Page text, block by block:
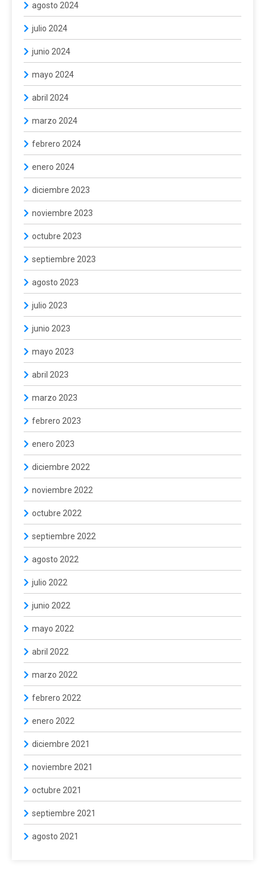
agosto 2024
julio 2024
junio 2024
mayo 2024
abril 2024
marzo 2024
febrero 2024
enero 2024
diciembre 2023
noviembre 2023
octubre 2023
septiembre 2023
agosto 2023
julio 2023
junio 2023
mayo 2023
abril 2023
marzo 2023
febrero 2023
enero 2023
diciembre 2022
noviembre 2022
octubre 2022
septiembre 2022
agosto 2022
julio 2022
junio 2022
mayo 2022
abril 2022
marzo 2022
febrero 2022
enero 2022
diciembre 2021
noviembre 2021
octubre 2021
septiembre 2021
agosto 2021